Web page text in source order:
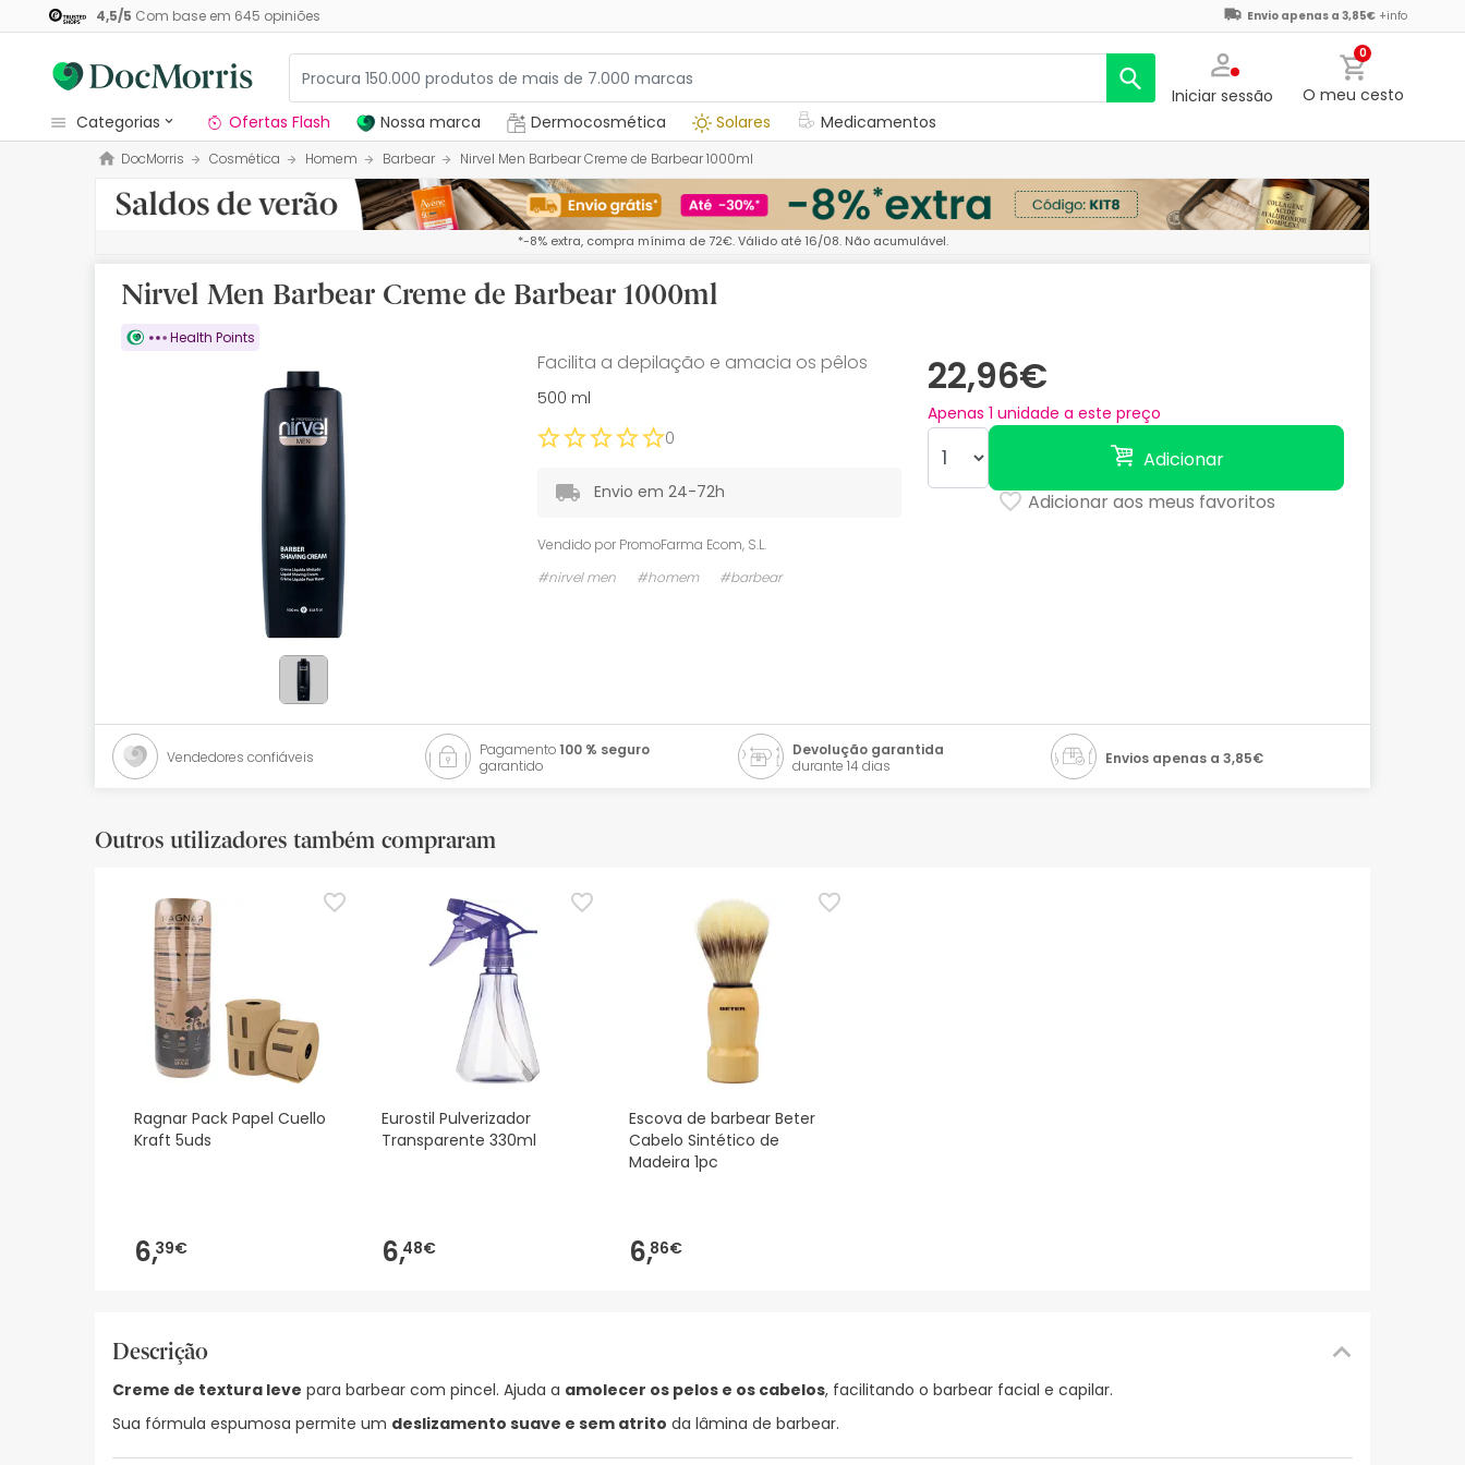
4,5/5 Com base em 645 opiniões Envio apenas a 3,85€ +info
Iniciar sessão
0
O meu cesto
categorias
Dermocosmetica
Nossa marca
Medicamentos
Cosmética
Promoções
Mais vendidos
Ofertas Flash Nossa marca Dermocosmética Solares Medicamentos
DocMorris Cosmética Homem Barbear Nirvel Men Barbear Creme de Barbear 1000ml
*-8% extra, compra mínima de 72€. Válido até 16/08. Não acumulável.
Nirvel Men Barbear Creme de Barbear 1000ml
Health Points
22,96€
Apenas 1 unidade a este preço
Adicionar
Adicionar aos meus favoritos
Facilita a depilação e amacia os pêlos
500 ml
0
Envio em 24-72h
Vendido por PromoFarma Ecom, S.L.
#nirvel men
#homem #barbear
Vendedores confiáveis Pagamento100 % seguro
garantido
Devolução garantida
durante 14 dias
Envios apenas a 3,85€
Outros utilizadores também compraram
Ragnar Pack Papel Cuello
Kraft 5uds
6,39€
Eurostil Pulverizador
Transparente 330ml
6,48€
Escova de barbear Beter
Cabelo Sintético de
Madeira 1pc
6,86€
Descrição
Creme de textura leve para barbear com pincel. Ajuda a amolecer os pelos e os cabelos, facilitando o barbear facial e capilar.
Sua fórmula espumosa permite um deslizamento suave e sem atrito da lâmina de barbear.